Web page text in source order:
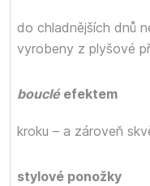
do chladnějších dnů
vyrobeny z plyšové
bouclé efektem
kroku – a zároveň
stylové ponožky